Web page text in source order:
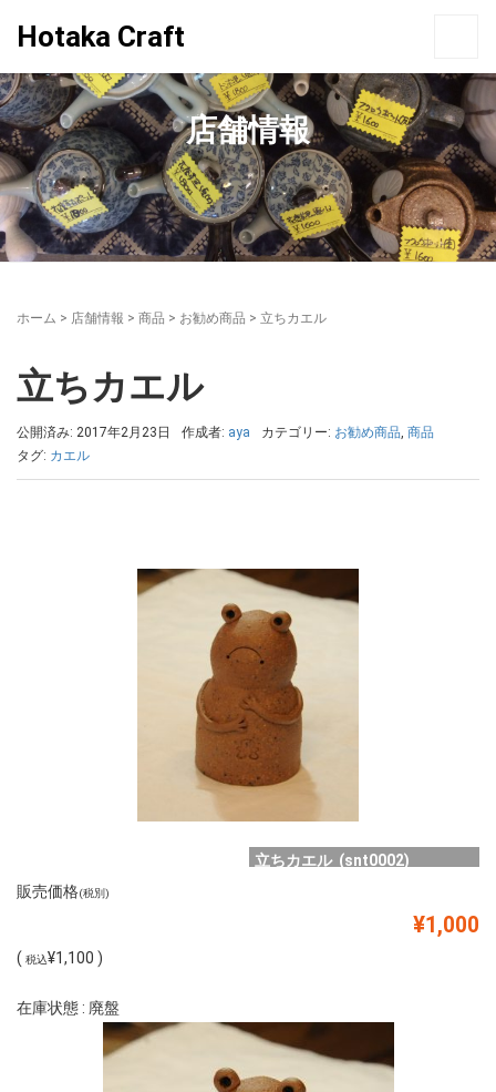
Hotaka Craft
店舗情報
ホーム > 店舗情報 > 商品 > お勧め商品 > 立ちカエル
立ちカエル
公開済み: 2017年2月23日 作成者: aya カテゴリー: お勧め商品, 商品
タグ: カエル
立ちカエル (snt0002)
販売価格(税別)
¥1,000
( 税込¥1,100 )
在庫状態 : 廃盤